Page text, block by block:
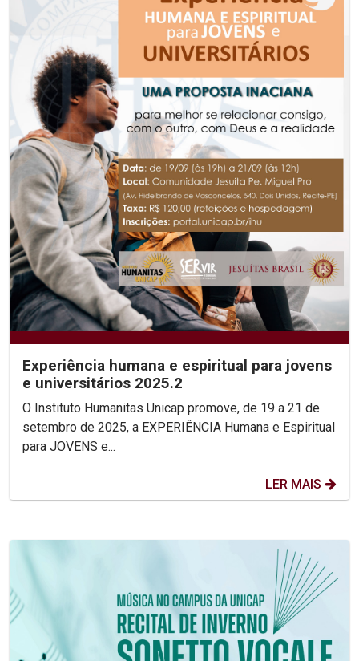
Experiência humana e espiritual para jovens
e universitários 2025.2
O Instituto Humanitas Unicap promove, de 19 a 21 de
setembro de 2025, a EXPERIÊNCIA Humana e Espiritual
para JOVENS e...
LER MAIS